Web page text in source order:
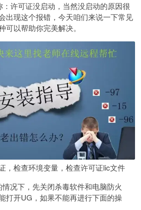
许可证没启动，当然没启动的原因很
出现这个报错，今天咱们来说一下常见
可以帮助你完美解决。
，检查环境变量，检查许可证lic文件
况下，先关闭杀毒软件和电脑防火
打开UG，如果不能再进行下面的操